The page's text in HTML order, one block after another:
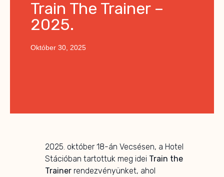
Train The Trainer –
2025.
Október 30, 2025
2025. október 18-án Vecsésen, a Hotel
Stációban tartottuk meg idei Train the
Trainerrendezvényünket, ahol